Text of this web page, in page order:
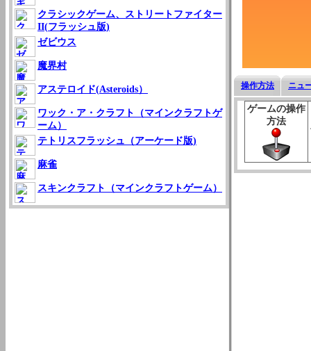
クラシックゲーム、ストリートファイター
II(フラッシュ版)
ゼビウス
魔界村
アステロイド(Asteroids）
ワック・ア・クラフト（マインクラフトゲ
ーム）
テトリスフラッシュ（アーケード版)
麻雀
スキンクラフト（マインクラフトゲーム）
操作方法 ニュ
ゲームの操作
方法